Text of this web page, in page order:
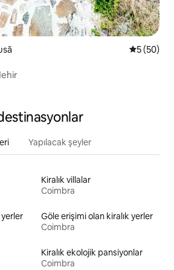
55 (50)
Yapılacak şeyler
Kiralık villalar
Coimbra
yerler
Göle erişimi olan kiralık yerler
Coimbra
Kiralık ekolojik pansiyonlar
Coimbra